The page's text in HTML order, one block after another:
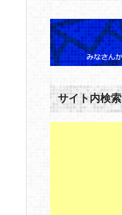
サイト内検索